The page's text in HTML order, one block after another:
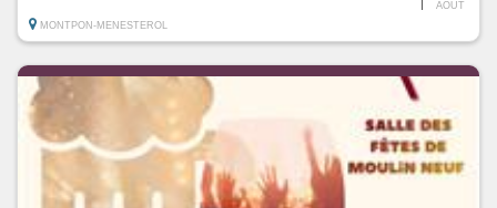
AOUT
MONTPON-MENESTEROL